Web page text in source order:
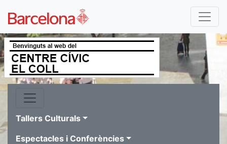
Tallers Culturals
Espectacles i Conferències